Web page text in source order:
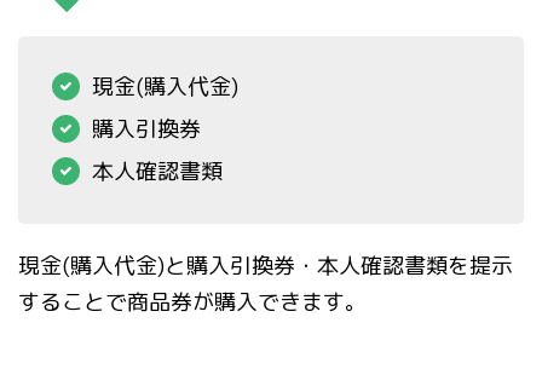
現金(購入代金)
購入引換券
本人確認書類
現金(購入代金)と購入引換券・本人確認書類を提示
することで商品券が購入できます。